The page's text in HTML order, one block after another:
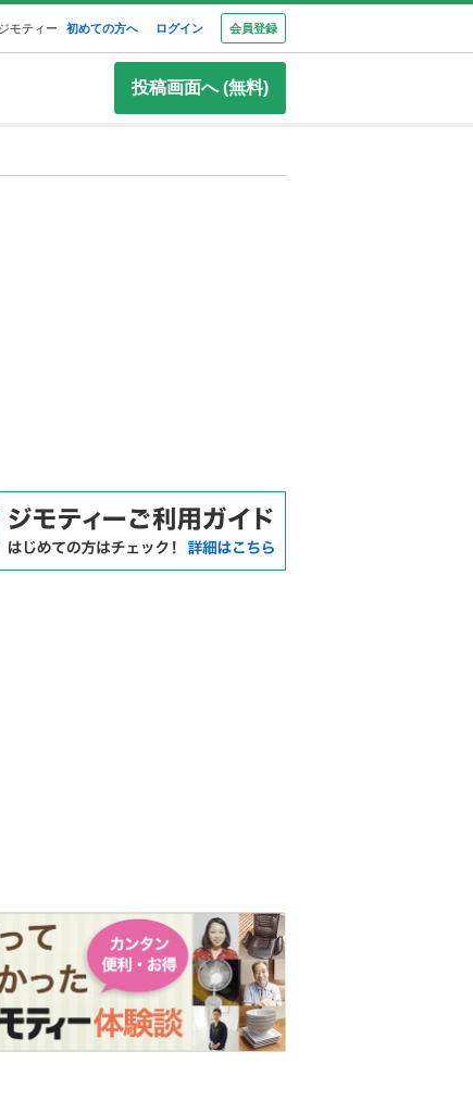
モティー 初めての方へ ログイン 会員登録
投稿画面へ (無料)